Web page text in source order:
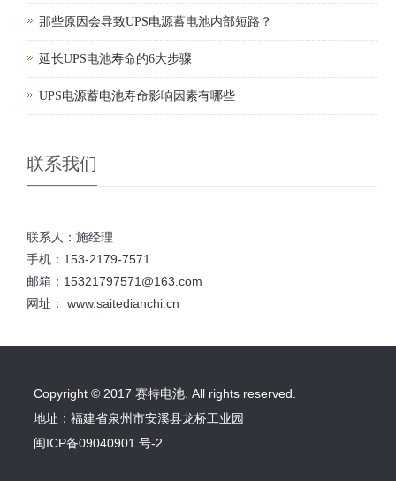
那些原因会导致UPS电源蓄电池内部短路？
延长UPS电池寿命的6大步骤
UPS电源蓄电池寿命影响因素有哪些
联系我们
联系人：施经理
手机：153-2179-7571
邮箱：15321797571@163.com
网址： www.saitedianchi.cn
Copyright © 2017 赛特电池. All rights reserved.
地址：福建省泉州市安溪县龙桥工业园
闽ICP备09040901 号-2